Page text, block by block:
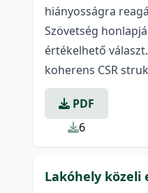
hiányosságra
Szövetség
értékelhető
koherens CSR
PDF
6
Lakóhely közeli